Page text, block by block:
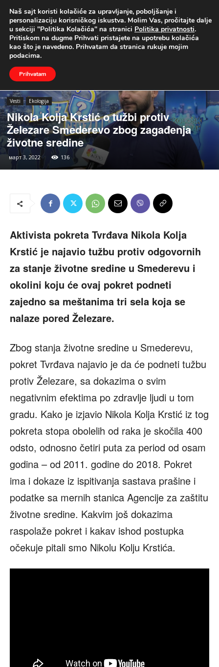
UŽIVO
Naslovna Vesti Ekologija
Vesti Ekologija
Nikola Kolja Krstić o tužbi protiv
Železare Smederevo zbog zagađenja
životne sredine
март 3, 2022 136
Aktivista pokreta Tvrđava Nikola Kolja
Krstić je najavio tužbu protiv odgovornih
za stanje životne sredine u Smederevu i
okolini koju će ovaj pokret podneti
zajedno sa meštanima tri sela koja se
nalaze pored Železare.
Zbog stanja životne sredine u Smederevu,
pokret Tvrđava najavio je da će podneti tužbu
protiv Železare, sa dokazima o svim
negativnim efektima po zdravlje ljudi u tom
gradu. Kako je izjavio Nikola Kolja Krstić iz tog
pokreta stopa obolelih od raka je skočila 400
odsto, odnosno četiri puta za period od osam
godina – od 2011. godine do 2018. Pokret
ima i dokaze iz ispitivanja sastava prašine i
podatke sa mernih stanica Agencije za zaštitu
životne sredine. Kakvim još dokazima
raspolaže pokret i kakav ishod postupka
očekuje pitali smo Nikolu Kolju Krstića.
Naš sajt koristi kolačiće za upravljanje, poboljšanje i
personalizaciju korisničkog iskustva. Molim Vas, pročitajte dalje
u sekciji "Politika Kolačića" na stranici Politika privatnosti.
Pritiskom na dugme Prihvati pristajete na upotrebu kolačića
kao što je navedeno. Prihvatam da stranica rukuje mojim
podacima.
Prihvatam